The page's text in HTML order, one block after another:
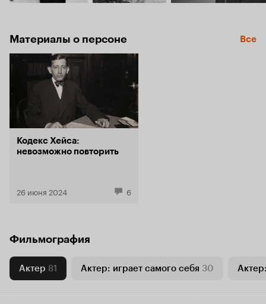
Материалы о персоне Все
Кодекс Хейса:
невозможно повторить
26 июня 2024 6
Фильмография
Актер 81 Актер: играет самого себя 30